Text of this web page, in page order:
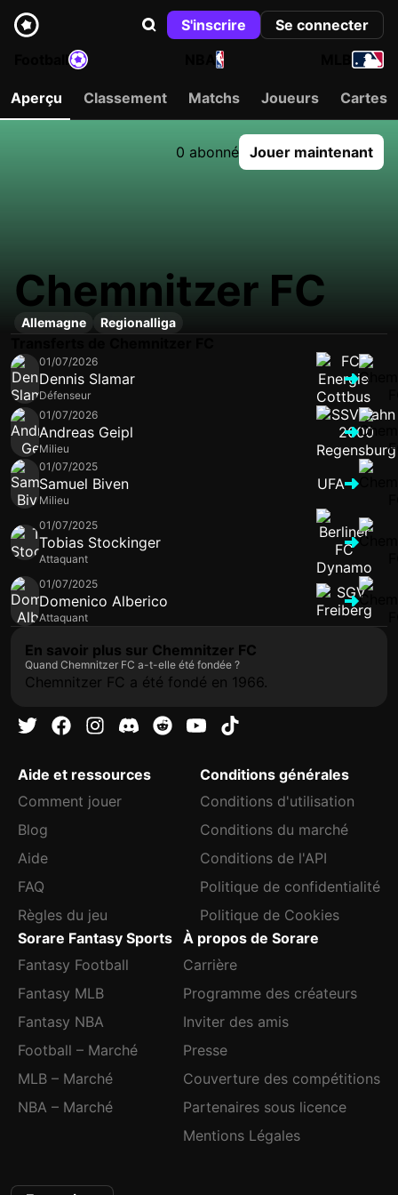
S'inscrire
Se connecter
NBA
Aperçu Classement Matchs Joueurs Cartes
0 abonné Jouer maintenant
Chemnitzer FC
Allemagne Regionalliga
01/07/2026
Dennis Slamar
Défenseur
01/07/2026
Andreas Geipl
Milieu
01/07/2025
Samuel Biven
Milieu
UFA
01/07/2025
Tobias Stockinger
Attaquant
01/07/2025
Domenico Alberico
Attaquant
En savoir plus sur Chemnitzer FC
Quand Chemnitzer FC a-t-elle été fondée ?
Chemnitzer FC a été fondé en 1966.
Aide et ressources
Comment jouer
Blog
Aide
FAQ
Règles du jeu
Conditions générales
Conditions d'utilisation
Conditions du marché
Conditions de l'API
Politique de confidentialité
Politique de Cookies
Sorare Fantasy Sports
Fantasy Football
Fantasy MLB
Fantasy NBA
Football – Marché
MLB – Marché
NBA – Marché
À propos de Sorare
Carrière
Programme des créateurs
Inviter des amis
Presse
Couverture des compétitions
Partenaires sous licence
Mentions Légales